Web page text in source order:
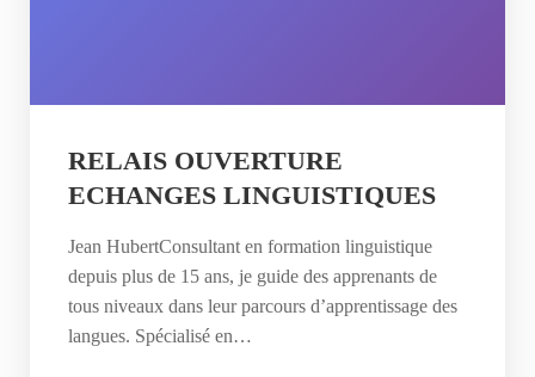
RELAIS OUVERTURE
ECHANGES LINGUISTIQUES
Jean HubertConsultant en formation linguistique
depuis plus de 15 ans, je guide des apprenants de
tous niveaux dans leur parcours d’apprentissage des
langues. Spécialisé en…